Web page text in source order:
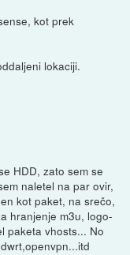
kot prek
lokaciji.
HDD, zato sem se
naletel na par ovir,
kot paket, na srečo,
hranjenje m3u, logo-
paketa vhosts... No